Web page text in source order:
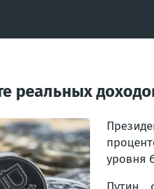
реальных
уровня